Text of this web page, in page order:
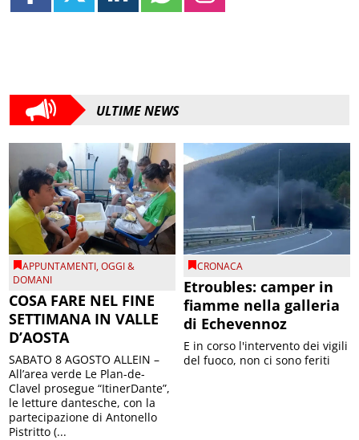
ULTIME NEWS
APPUNTAMENTI,OGGI &
DOMANI
COSA FARE NEL FINE
SETTIMANA IN VALLE
D’AOSTA
SABATO 8 AGOSTO ALLEIN –
All’area verde Le Plan-de-
Clavel prosegue “ItinerDante”,
le letture dantesche, con la
partecipazione di Antonello
Pistritto (...
CRONACA
Etroubles: camper in
fiamme nella galleria
di Echevennoz
E in corso l'intervento dei vigili
del fuoco, non ci sono feriti